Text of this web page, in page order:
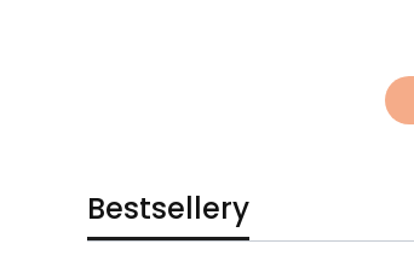
Bestsellery